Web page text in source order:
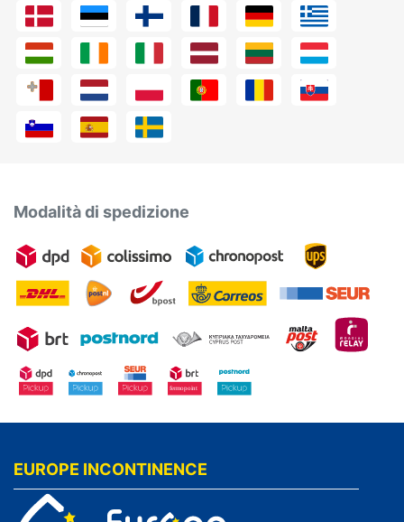
Modalità di spedizione
EUROPE INCONTINENCE